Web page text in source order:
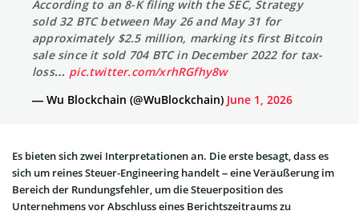
According to an 8-K filing with the SEC, Strategy
sold 32 BTC between May 26 and May 31 for
approximately $2.5 million, marking its first Bitcoin
sale since it sold 704 BTC in December 2022 for tax-
loss… pic.twitter.com/xrhRGfhy8w
— Wu Blockchain (@WuBlockchain) June 1, 2026
Es bieten sich zwei Interpretationen an. Die erste besagt, dass es
sich um reines Steuer-Engineering handelt – eine Veräußerung im
Bereich der Rundungsfehler, um die Steuerposition des
Unternehmens vor Abschluss eines Berichtszeitraums zu